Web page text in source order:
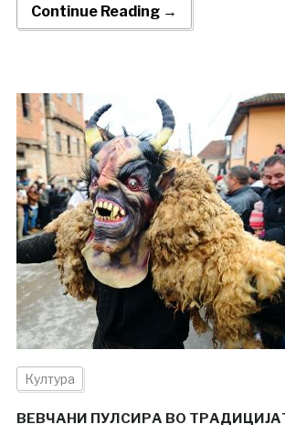
Continue Reading →
Култура
ВЕВЧАНИ ПУЛСИРА ВО